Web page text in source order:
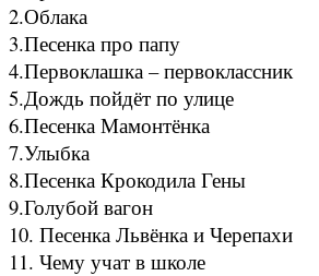
2.Облака
3.Песенка про папу
4.Первоклашка – первоклассник
5.Дождь пойдёт по улице
6.Песенка Мамонтёнка
7.Улыбка
8.Песенка Крокодила Гены
9.Голубой вагон
10. Песенка Львёнка и Черепахи
11. Чему учат в школе